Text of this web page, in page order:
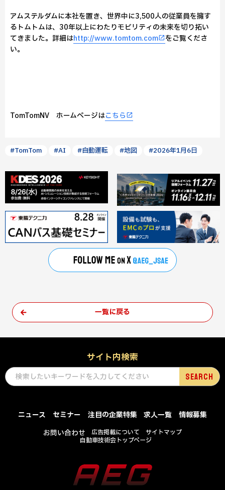
アムステルダムに本社を置き、世界中に3,500人の従業員を擁す
るトムトムは、30年以上にわたりモビリティの未来を切り拓い
てきました。詳細はhttp://www.tomtom.com
をご覧くださ
い。
TomTomNV ホームページはこちら
#TomTom #AI #自動運転 #地図 #2026年1月6日
一覧に戻る
サイト内検索
ニュース セミナー 注目の企業特集 求人一覧
情報募集
お問い合わせ
広告掲載について
サイトマップ
自動車技術会トップページ